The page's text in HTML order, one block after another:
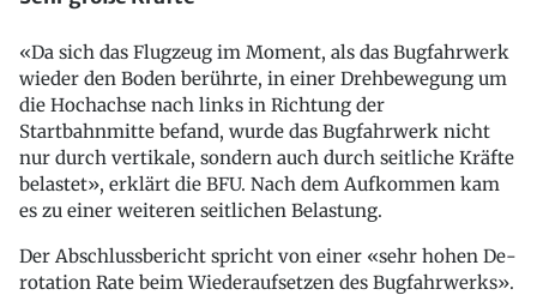
«Da sich das Flugzeug im Moment, als das Bugfahrwerk
wieder den Boden berührte, in einer Drehbewegung um
die Hochachse nach links in Richtung der
Startbahnmitte befand, wurde das Bugfahrwerk nicht
nur durch vertikale, sondern auch durch seitliche Kräfte
belastet», erklärt die BFU. Nach dem Aufkommen kam
es zu einer weiteren seitlichen Belastung.
Der Abschlussbericht spricht von einer «sehr hohen De-
rotation Rate beim Wiederaufsetzen des Bugfahrwerks».